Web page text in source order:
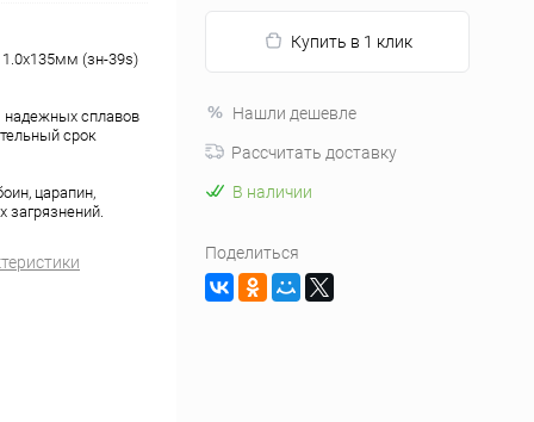
1.0х135мм (зн-39s)
надежных сплавов
срок
царапин,
загрязнений.
Купить в 1 клик
Нашли дешевле
Рассчитать доставку
В наличии
Поделиться